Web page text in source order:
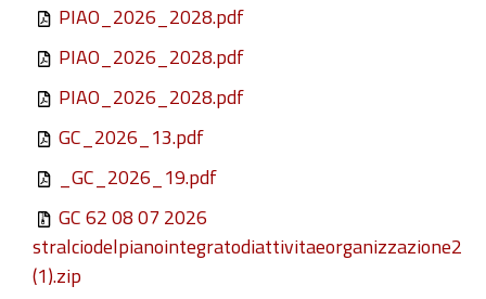
PIAO_2026_2028.pdf
PIAO_2026_2028.pdf
PIAO_2026_2028.pdf
GC_2026_13.pdf
_GC_2026_19.pdf
GC 62 08 07 2026
stralciodelpianointegratodiattivitaeorganizzazione2
(1).zip